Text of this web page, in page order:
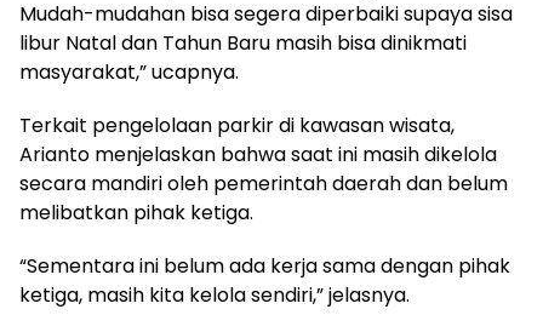
Mudah-mudahan bisa segera diperbaiki supaya sisa
libur Natal dan Tahun Baru masih bisa dinikmati
masyarakat,” ucapnya.
Terkait pengelolaan parkir di kawasan wisata,
Arianto menjelaskan bahwa saat ini masih dikelola
secara mandiri oleh pemerintah daerah dan belum
melibatkan pihak ketiga.
“Sementara ini belum ada kerja sama dengan pihak
ketiga, masih kita kelola sendiri,” jelasnya.